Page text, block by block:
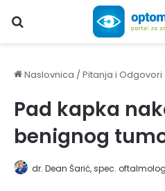
Upiši traženi pojam...
Naslovnica /Pitanja i Odgovori
Pad kapka
benignog
dr. Dean Šarić, spec. oftalmolog